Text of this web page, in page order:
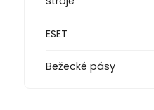
ESET
Bežecké pásy